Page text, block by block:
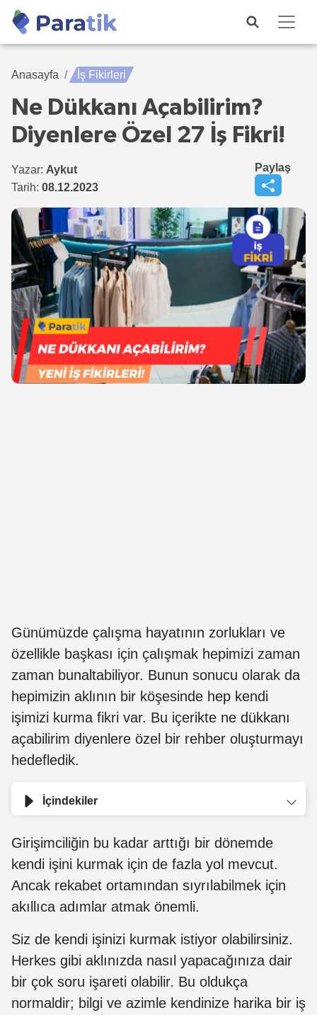
Anasayfa İş Fikirleri
Ne Dükkanı Açabilirim?
Diyenlere Özel 27 İş Fikri!
Yazar: Aykut
Tarih: 08.12.2023
Paylaş
Günümüzde çalışma hayatının zorlukları ve
özellikle başkası için çalışmak hepimizi zaman
zaman bunaltabiliyor. Bunun sonucu olarak da
hepimizin aklının bir köşesinde hep kendi
işimizi kurma fikri var. Bu içerikte ne dükkanı
açabilirim diyenlere özel bir rehber oluşturmayı
hedefledik.
İçindekiler
Girişimciliğin bu kadar arttığı bir dönemde
kendi işini kurmak için de fazla yol mevcut.
Ancak rekabet ortamından sıyrılabilmek için
akıllıca adımlar atmak önemli.
Siz de kendi işinizi kurmak istiyor olabilirsiniz.
Herkes gibi aklınızda nasıl yapacağınıza dair
bir çok soru işareti olabilir. Bu oldukça
normaldir; bilgi ve azimle kendinize harika bir iş